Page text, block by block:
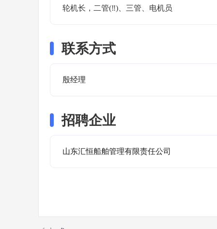
轮机长，二管(‼️)、三管、电机员
联系方式
殷经理
招聘企业
山东汇恒船舶管理有限责任公司